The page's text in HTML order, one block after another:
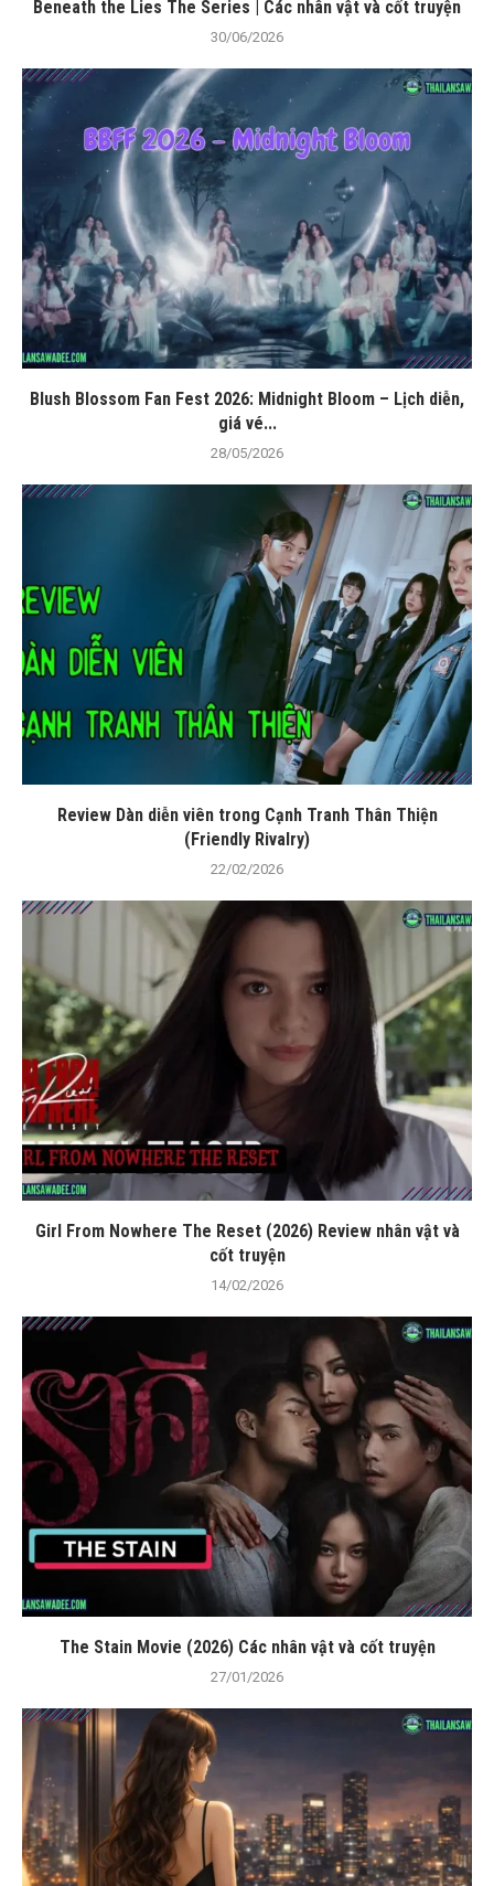
Beneath the Lies The Series | Các nhân vật và cốt truyện
30/06/2026
Blush Blossom Fan Fest 2026: Midnight Bloom – Lịch diễn,
giá vé...
28/05/2026
Review Dàn diễn viên trong Cạnh Tranh Thân Thiện
(Friendly Rivalry)
22/02/2026
Girl From Nowhere The Reset (2026) Review nhân vật và
cốt truyện
14/02/2026
The Stain Movie (2026) Các nhân vật và cốt truyện
27/01/2026